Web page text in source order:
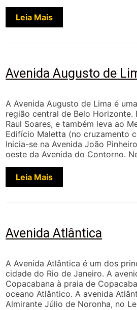
Leia Mais
Avenida Augusto de
A Avenida Augusto de Lima é
região central de Belo Horizonte.
Raul Soares, e também leva ao
Edifício Maletta (no cruzamento
Inicia-se na Avenida João
oeste da Avenida do Contorno.
Leia Mais
Avenida Atlântica
A Avenida Atlântica é um dos
cidade do Rio de Janeiro. A
Copacabana à praia de
oceano Atlântico. A avenida
Almirante Júlio de Noronha, no